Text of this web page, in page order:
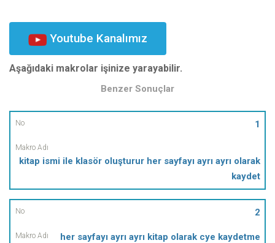
Youtube Kanalımız
Aşağıdaki makrolar işinize yarayabilir.
Benzer Sonuçlar
No
Makro
Adı
1
kitap ismi ile klasör oluşturur her sayfayı ayrı ayrı olarak
kaydet
2
her sayfayı ayrı ayrı kitap olarak cye kaydetme